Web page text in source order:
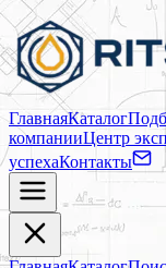
ГлавнаяКаталог
компанииЦентр
успехаКонтакты